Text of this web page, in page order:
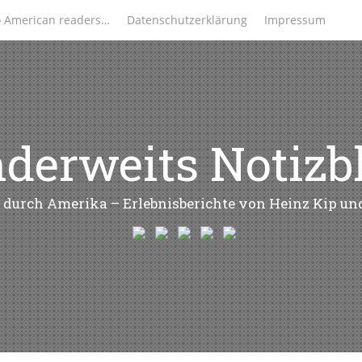
American readers… Datenschutzerklärung Impressum
Amerika – Erlebnisberichte von Heinz Kip